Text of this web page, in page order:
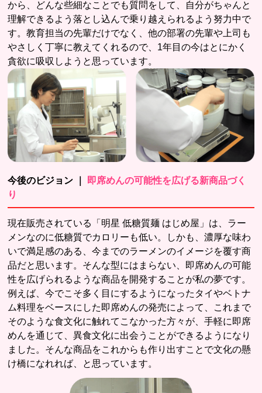
から、どんな些細なことでも質問をして、自分がちゃんと
理解できるよう落とし込んで乗り越えられるよう努力中で
す。教育担当の先輩だけでなく、他の部署の先輩や上司も
やさしく丁寧に教えてくれるので、1年目の今はとにかく
貪欲に吸収しようと思っています。
今後のビジョン ｜ 即席めんの可能性を広げる新商品づく
り
現在販売されている「明星 低糖質麺 はじめ屋」は、ラー
メンなのに低糖質でカロリーも低い。しかも、濃厚な味わ
いで満足感のある、今までのラーメンのイメージを覆す商
品だと思います。そんな型にはまらない、即席めんの可能
性を広げられるような商品を開発することが私の夢です。
例えば、今でこそ多く目にするようになったタイやベトナ
ム料理をベースにした即席めんの発売によって、これまで
そのような食文化に触れてこなかった方々が、手軽に即席
めんを通じて、異食文化に出会うことができるようになり
ました。そんな商品をこれからも作り出すことで文化の懸
け橋になれれば、と思っています。